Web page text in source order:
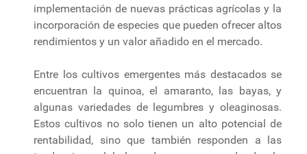
implementación de nuevas prácticas agrícolas y la
incorporación de especies que pueden ofrecer altos
rendimientos y un valor añadido en el mercado.
Entre los cultivos emergentes más destacados se
encuentran la quinoa, el amaranto, las bayas, y
algunas variedades de legumbres y oleaginosas.
Estos cultivos no solo tienen un alto potencial de
rentabilidad, sino que también responden a las